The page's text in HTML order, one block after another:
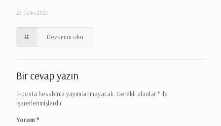
27 Ekim 2021
Devamını oku
Bir cevap yazın
E-posta hesabınız yayımlanmayacak. Gerekli alanlar* ile
işaretlenmişlerdir
Yorum *